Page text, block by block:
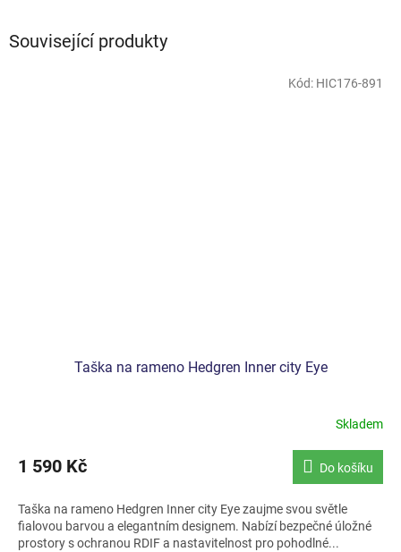
Související produkty
Taška na rameno Hedgren Inner city Eye
Skladem
1 590 Kč Do košíku
Taška na rameno Hedgren Inner city Eye zaujme svou světle
fialovou barvou a elegantním designem. Nabízí bezpečné úložné
prostory s ochranou RDIF a nastavitelnost pro pohodlné...
Kód: HIC176-891